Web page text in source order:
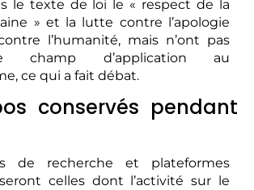
le texte de loi le « respect de la
» et la lutte contre l’apologie
l’humanité, mais n’ont pas
champ d’application au
ce qui a fait débat.
conservés pendant
de recherche et plateformes
celles dont l’activité sur le